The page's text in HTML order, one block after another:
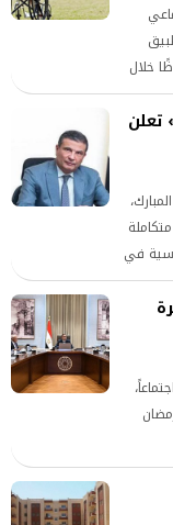
خلال
خطوة
،
تعلن
في